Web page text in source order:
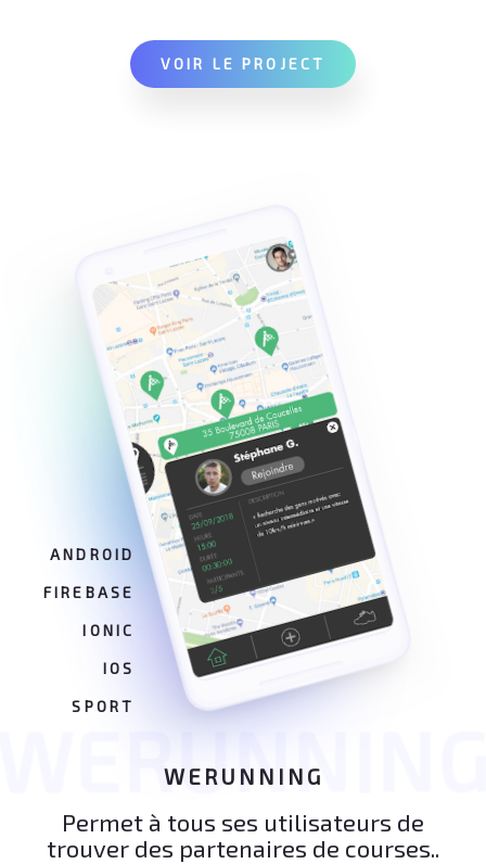
VOIR LE PROJECT
ANDROID
FIREBASE
IONIC
IOS
SPORT
WERUNNING
Permet à tous ses utilisateurs de
trouver des partenaires de courses..